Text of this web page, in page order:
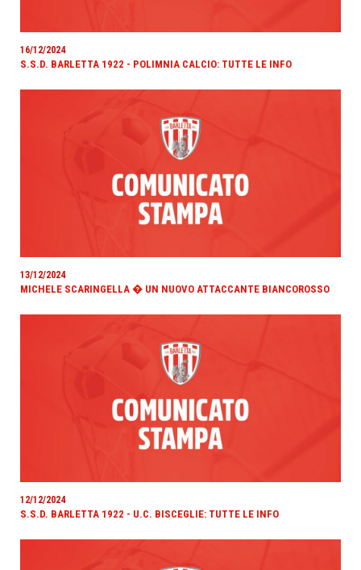
16/12/2024
S.S.D. BARLETTA 1922 - POLIMNIA CALCIO: TUTTE LE INFO
13/12/2024
MICHELE SCARINGELLA � UN NUOVO ATTACCANTE BIANCOROSSO
12/12/2024
S.S.D. BARLETTA 1922 - U.C. BISCEGLIE: TUTTE LE INFO